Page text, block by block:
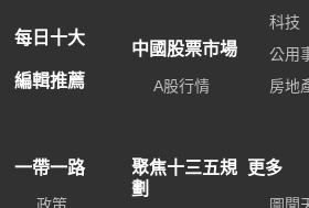
每日十大
編輯推薦
中國股票市場
A股行情
科技
公用
房地
一帶一路
聚焦十三五規
劃
更多